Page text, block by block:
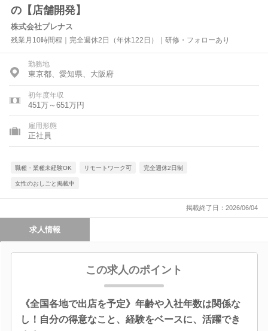
の【店舗開発】
株式会社プレナス
残業月10時間程｜完全週休2日（年休122日）｜研修・フォローあり
勤務地
東京都、愛知県、大阪府
初年度年収
451万～651万円
雇用形態
正社員
職種・業種未経験OK リモートワーク可 完全週休2日制
女性のおしごと掲載中
掲載終了日：2026/06/04
求人情報
この求人のポイント
《全国各地で出店を予定》年齢や入社年数は関係な
し！自分の得意なこと、経験をベースに、活躍でき